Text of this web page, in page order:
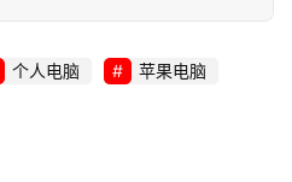
个人电脑 苹果电脑